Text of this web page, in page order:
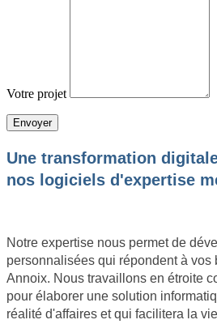
Votre projet
Une transformation
nos logiciels d'expertise
Notre expertise nous permet de
personnalisées qui répondent à vos
Annoix. Nous travaillons en étroite
pour élaborer une solution
réalité d'affaires et qui facilitera la